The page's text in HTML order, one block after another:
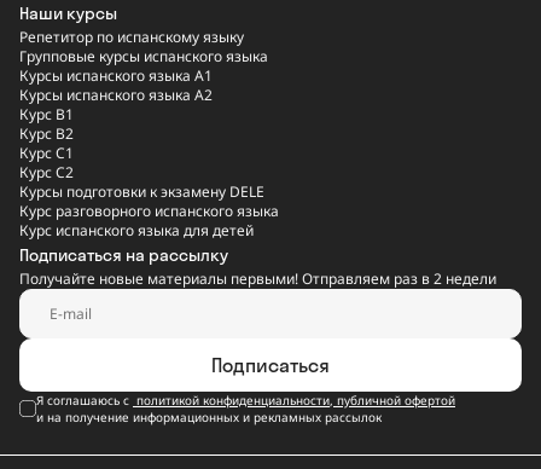
Наши курсы
Репетитор по испанскому языку
Групповые курсы испанского языка
Курсы испанского языка A1
Курсы испанского языка A2
Курс B1
Курс B2
Курс C1
Курс C2
Курсы подготовки к экзамену DELE
Курс разговорного испанского языка
Курс испанского языка для детей
Подписаться на рассылку
Получайте новые материалы первыми! Отправляем раз в 2 недели
Подписаться
Я соглашаюсь с политикой конфиденциальности, публичной офертой
и на получение информационных и рекламных рассылок